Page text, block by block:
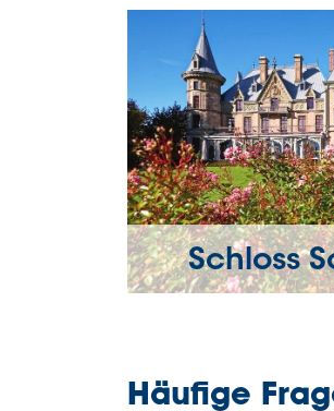
Schloss
Häufige